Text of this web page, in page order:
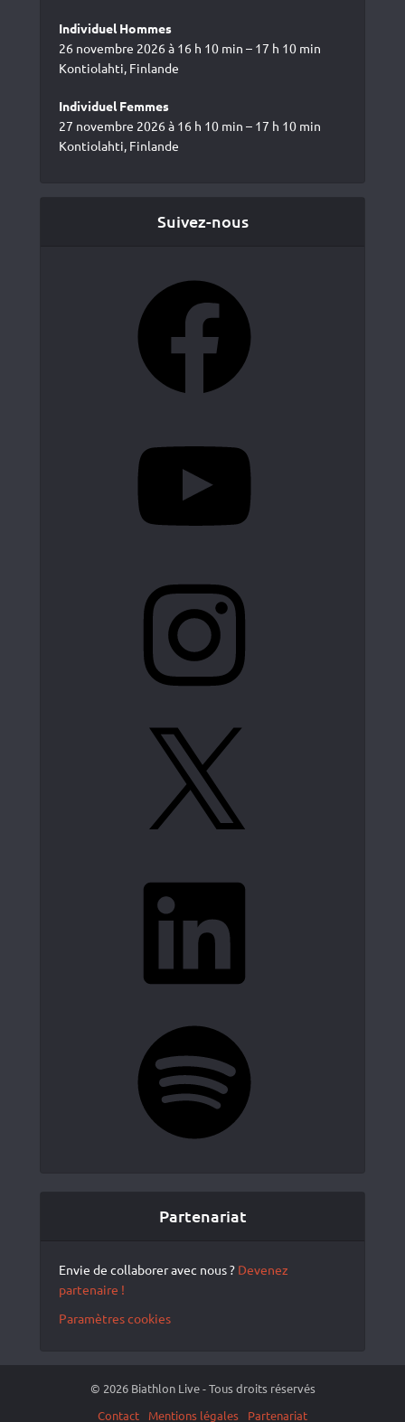
Individuel Hommes
26 novembre 2026 à 16 h 10 min – 17 h 10 min
Kontiolahti, Finlande
Individuel Femmes
27 novembre 2026 à 16 h 10 min – 17 h 10 min
Kontiolahti, Finlande
Suivez-nous
Partenariat
Envie de collaborer avec nous ? Devenez
partenaire !
Paramètres cookies
© 2026 Biathlon Live - Tous droits réservés
Contact
Mentions légales Partenariat